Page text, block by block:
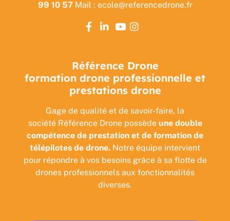
99 10 57Mail : ecole@referencedrone.fr
Référence Drone
formation drone professionnelle et
prestations drone
Gage de qualité et de savoir-faire, la
société Référence Drone possède une double
compétence de prestation et de formation de
télépilotes de drone. Notre équipe intervient
pour répondre à vos besoins grâce à sa flotte de
drones professionnels aux fonctionnalités
diverses.